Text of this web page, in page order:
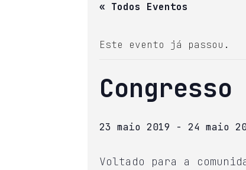
« Todos Eventos
Este evento já passou.
23 maio 2019 - 24 maio
Voltado para a